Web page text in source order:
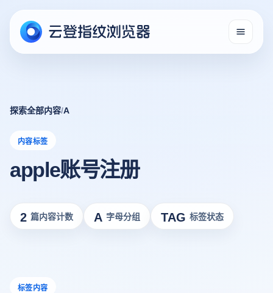
探索全部内容/A
内容标签
apple账号注册
2 篇内容计数 A 字母分组 TAG 标签状态
标签内容